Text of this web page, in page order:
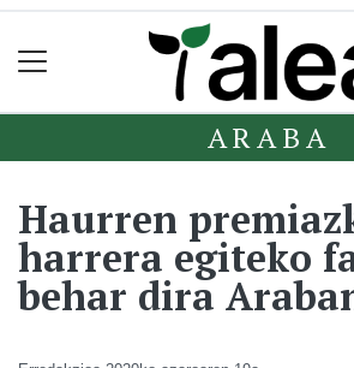
ARABA
Haurren
harrera egiteko
behar dira